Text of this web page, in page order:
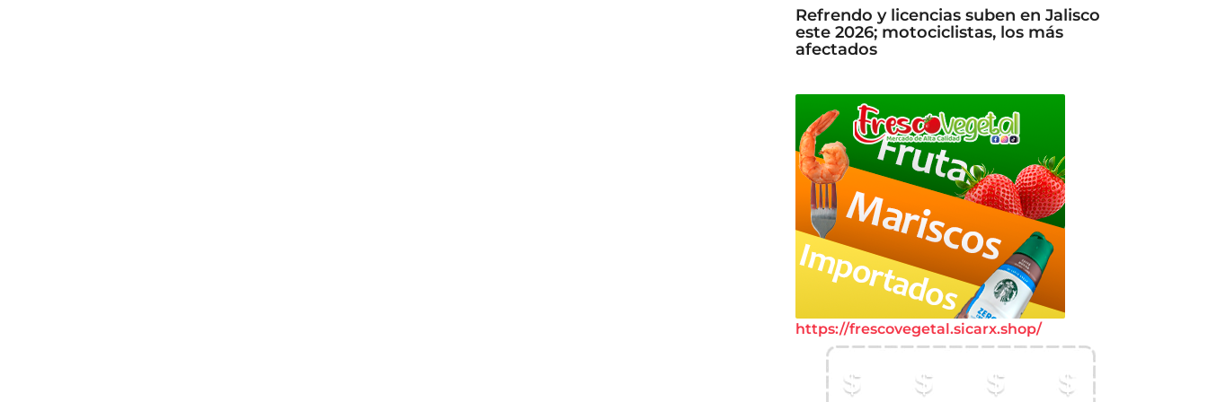
Refrendo y licencias suben en Jalisco
este 2026; motociclistas, los más
afectados
https://frescovegetal.sicarx.shop/